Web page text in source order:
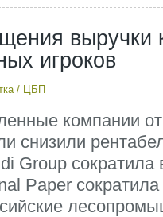
выручки
игроков
/ ЦБП
компании
снизили
Group
Paper